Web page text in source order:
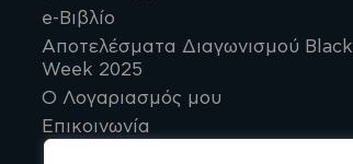
e-Βιβλίο
Αποτελέσματα Διαγωνισμού Black
Week 2025
Ο Λογαριασμός μου
Επικοινωνία